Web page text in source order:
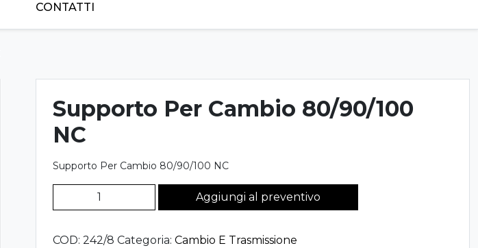
CONTATTI
Supporto Per Cambio 80/90/100
NC
Supporto Per Cambio 80/90/100 NC
Supporto
Per
80/90/100
Aggiungi al preventivo
COD:242/8 Categoria:Cambio E Trasmissione